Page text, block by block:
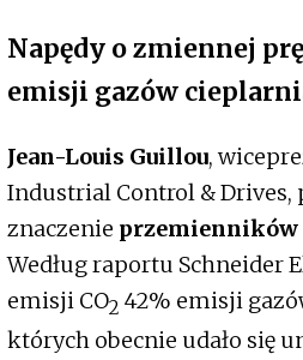
Napędy o zmiennej
emisji gazów
Jean-Louis Guillou,
Industrial Control & Drives,
znaczenie
Według raportu Schneider
emisji CO2 42% emisji
których obecnie udało się